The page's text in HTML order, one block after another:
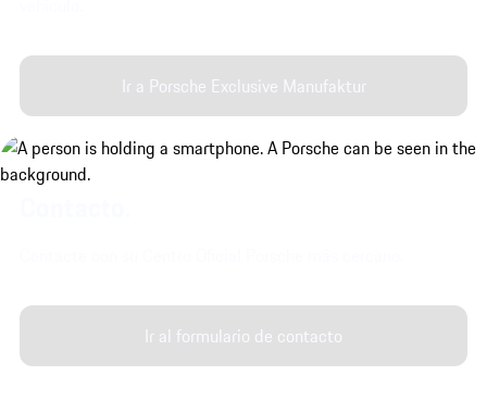
Ir a Porsche Exclusive Manufaktur
Ir al formulario de contacto